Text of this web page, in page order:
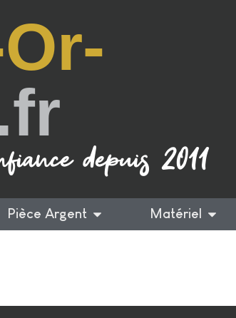
depuis 2011
Pièce Argent Matériel